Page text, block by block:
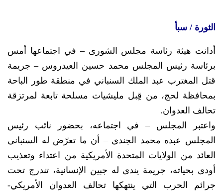
الثورة / سبأ
أدانت هيئة رئاسة مجلس الشورى – في اجتماعها أمس
برئاسة رئيس المجلس محمد حسين العيدروس – جريمة
قتل المغترب عبد الملك السنباني في منطقة طور الباحة
بمحافظة لحج، من قِبل مليشيات مسلحة تابعة لمرتزقة
تحالف العدوان.
واعتبر المجلس – في اجتماعه، بحضور نائب رئيس
المجلس عبده محمد الجندي – أن ما تعرّض له السنباني
العائد من الولايات المتحدة الأمريكية من اعتداء وتعذيب
أودى بحياته، جريمة يندى له جبين الإنسانية، تندرج تحت
جرائم الحرب التي ينتهكها تحالف العدوان الأمريكي-